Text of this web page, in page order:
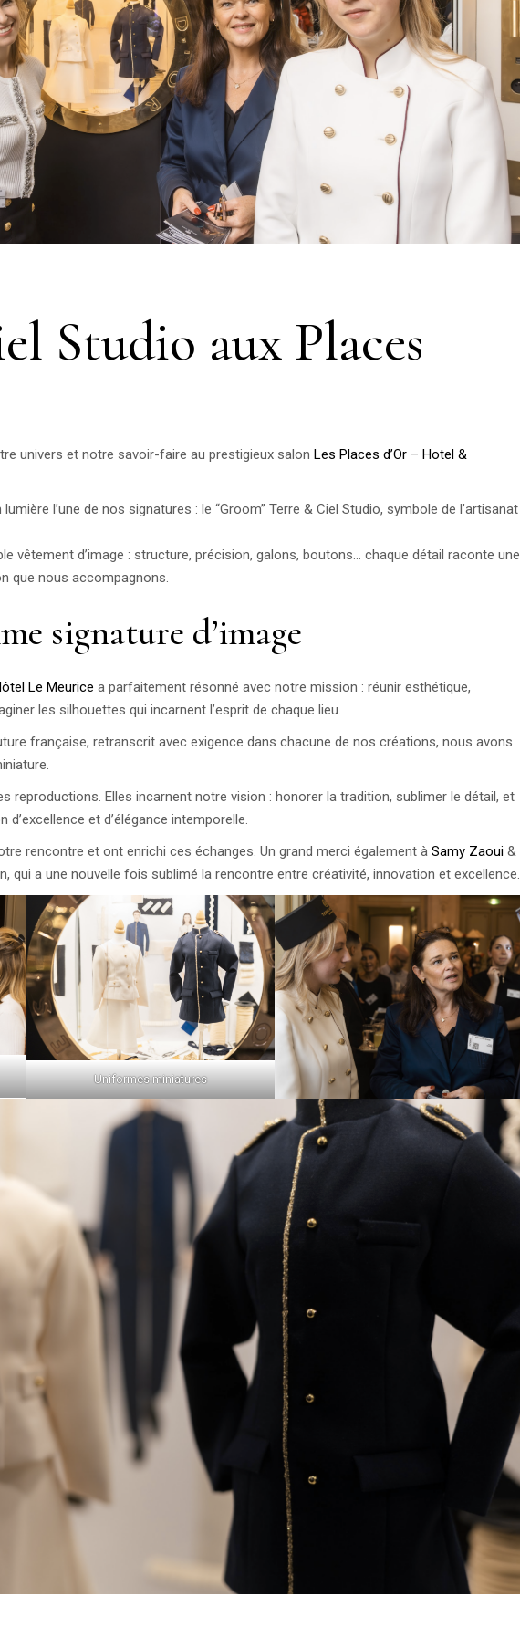
Studio aux Places
univers et notre savoir-faire au prestigieux salon Les Places d’Or – Hotel &
l’une de nos signatures : le “Groom” Terre & Ciel Studio, symbole de l’artisanat
vêtement d’image : structure, précision, galons, boutons… chaque détail raconte une
que nous accompagnons.
signature d’image
Le Meurice a parfaitement résonné avec notre mission : réunir esthétique,
les silhouettes qui incarnent l’esprit de chaque lieu.
française, retranscrit avec exigence dans chacune de nos créations, nous avons
reproductions. Elles incarnent notre vision : honorer la tradition, sublimer le détail, et
et d’élégance intemporelle.
rencontre et ont enrichi ces échanges. Un grand merci également à Samy Zaoui &
qui a une nouvelle fois sublimé la rencontre entre créativité, innovation et excellence.
Uniformes miniatures